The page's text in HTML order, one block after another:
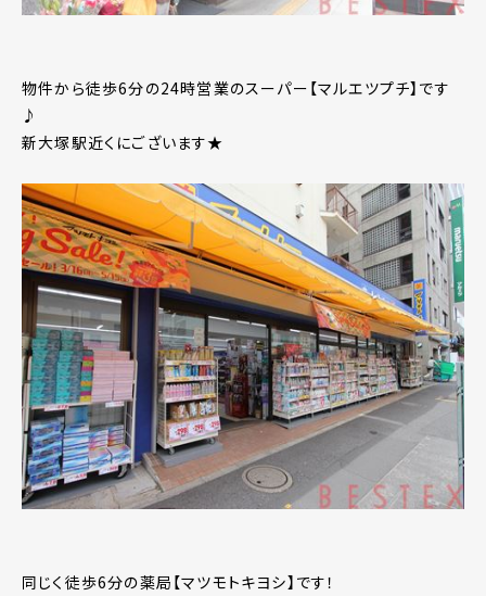
物件から徒歩6分の24時営業のスーパー【マルエツプチ】です
♪
新大塚駅近くにございます★
同じく徒歩6分の薬局【マツモトキヨシ】です！